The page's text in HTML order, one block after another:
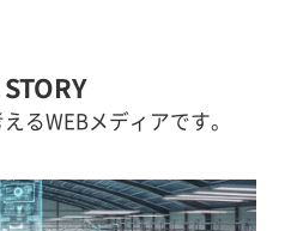
るWEBメディアです。